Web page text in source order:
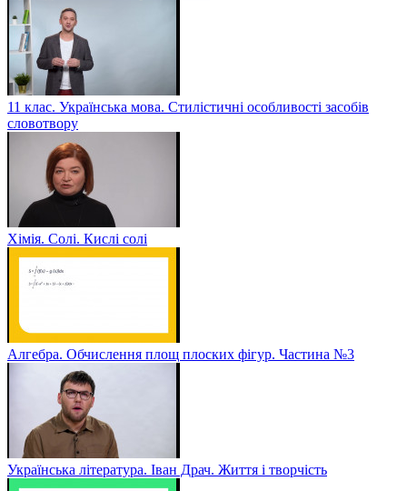
11 клас. Українська мова. Стилістичні особливості засобів
словотвору
Хімія. Солі. Кислі солі
Алгебра. Обчислення площ плоских фігур. Частина №3
Українська література. Іван Драч. Життя і творчість